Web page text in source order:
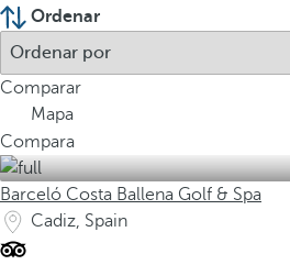
Ordenar
Comparar
Mapa
Compara
Barceló Costa Ballena Golf & Spa
Cadiz, Spain